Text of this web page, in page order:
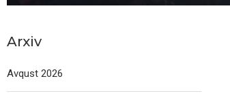
Arxiv
Avqust 2026